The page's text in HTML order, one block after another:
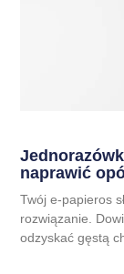
naprawić
Twój e-papieros
rozwiązanie.
odzyskać gęstą